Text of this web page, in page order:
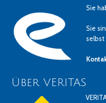
Sie
Sie
selbst
Über VERITAS